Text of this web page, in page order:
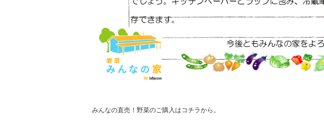
みんなの直売！野菜のご購入はコチラから。